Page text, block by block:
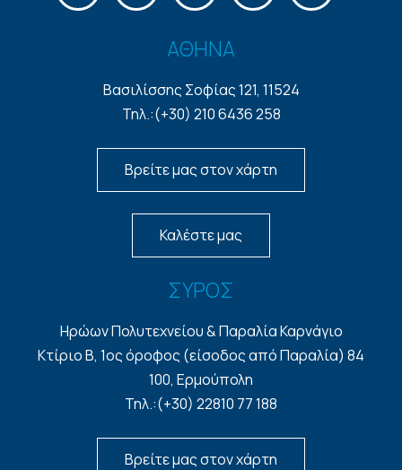
ΑΘΗΝΑ
Βασιλίσσης Σοφίας 121, 11524
Τηλ.:(+30) 210 6436 258
Βρείτε μας στον χάρτη
Καλέστε μας
ΣΥΡΟΣ
Ηρώων Πολυτεχνείου & Παραλία Καρνάγιο
Κτίριο Β, 1ος όροφος (είσοδος από Παραλία) 84
100, Ερμούπολη
Τηλ.:(+30) 22810 77 188
Βρείτε μας στον χάρτη